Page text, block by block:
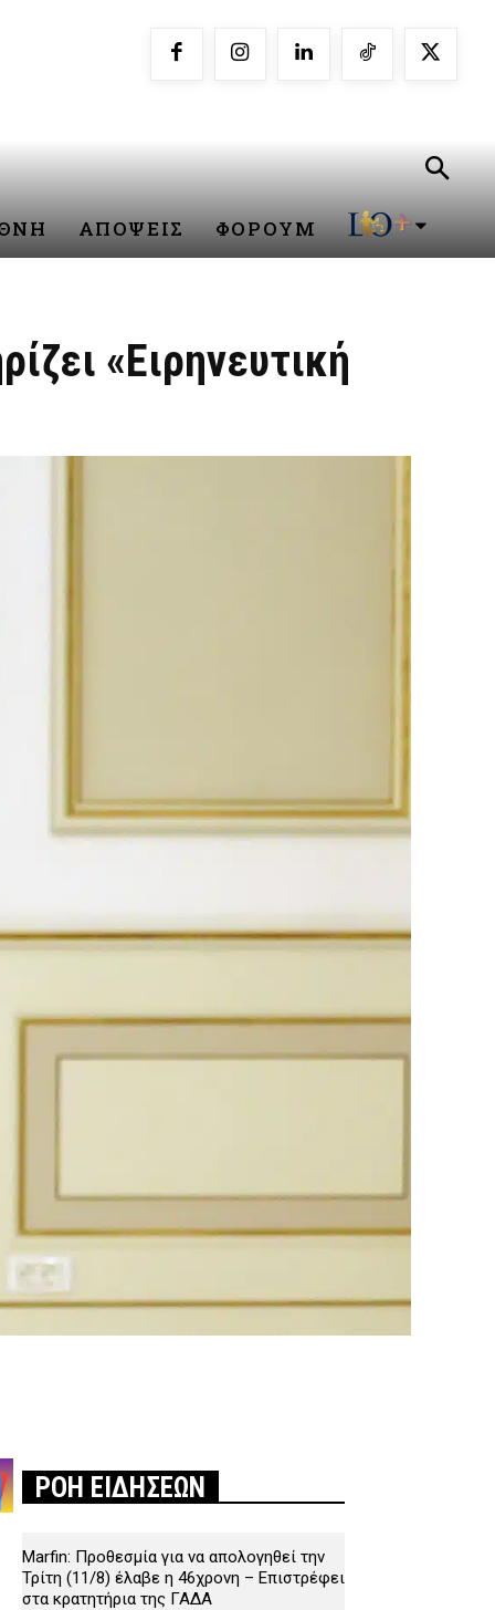
ΑΠΟΨΕΙΣ ΦΟΡΟΥΜ
«Ειρηνευτική
ΡΟΗ ΕΙΔΗΣΕΩΝ
Marfin: Προθεσμία για να απολογηθεί την
Τρίτη (11/8) έλαβε η 46χρονη – Επιστρέφει
στα κρατητήρια της ΓΑΔΑ